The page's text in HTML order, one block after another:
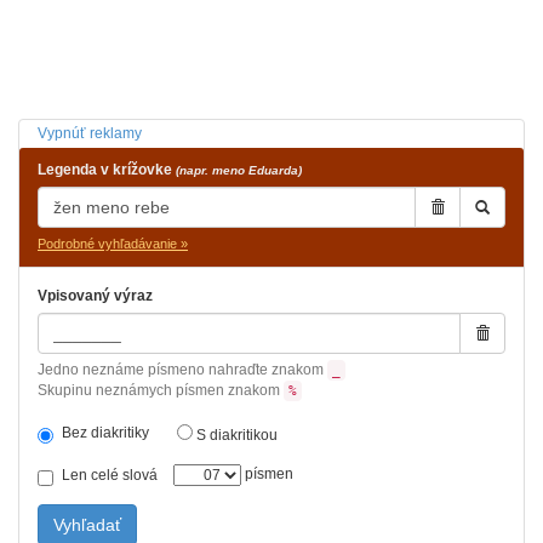
Vypnúť reklamy
Legenda v krížovke (napr. meno Eduarda)
Podrobné vyhľadávanie »
Vpisovaný výraz
Jedno neznáme písmeno nahraďte znakom
Skupinu neznámych písmen znakom %
Bez diakritiky S diakritikou
Len celé slová písmen
Vyhľadať